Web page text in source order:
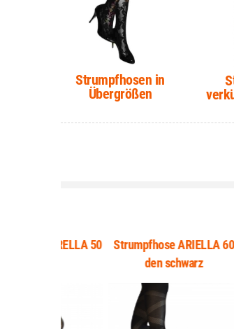
Strumpfhosen in
Übergrößen
50
Strumpfhose ARIELLA 60
den schwarz